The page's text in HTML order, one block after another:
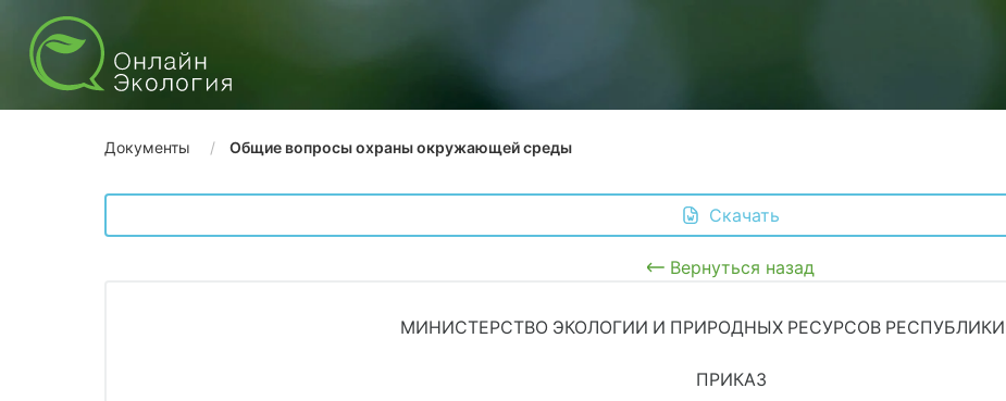
Документы Общие вопросы охраны окружающей среды
Скачать
Вернуться назад
МИНИСТЕРСТВО ЭКОЛОГИИ И ПРИРОДНЫХ РЕСУРСОВ
ПРИКАЗ